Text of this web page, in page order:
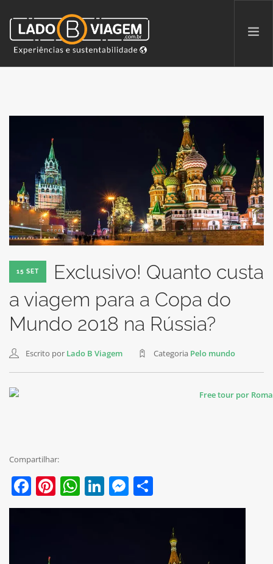
PATAS AO ALTO
SEARCH SITE
15 SET
Exclusivo! Quanto custa
a viagem para a Copa do
Mundo 2018 na Rússia?
Escrito por Lado B Viagem Categoria Pelo mundo
Compartilhar:
Facebook
Pinterest
WhatsApp
LinkedIn
Messenger